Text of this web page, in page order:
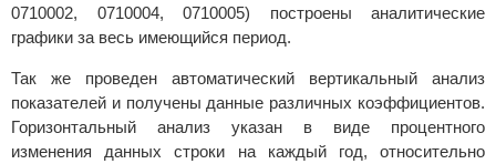
0710002, 0710004, 0710005) построены аналитические
графики за весь имеющийся период.
Так же проведен автоматический вертикальный анализ
показателей и получены данные различных коэффициентов.
Горизонтальный анализ указан в виде процентного
изменения данных строки на каждый год, относительно